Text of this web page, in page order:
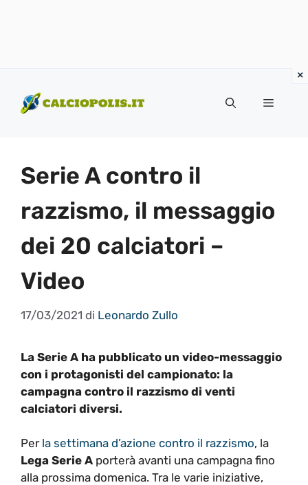
contenuto
Menu
Serie A contro il
razzismo, il messaggio
dei 20 calciatori –
Video
17/03/2021 di Leonardo Zullo
La Serie A ha pubblicato un video-messaggio
con i protagonisti del campionato: la
campagna contro il razzismo di venti
calciatori diversi.
Per la settimana d’azione contro il razzismo, la
Lega Serie A porterà avanti una campagna fino
alla prossima domenica. Tra le varie iniziative,